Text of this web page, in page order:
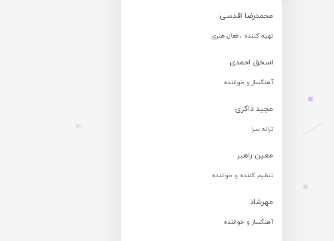
محمدرضا اقدسی
تهیه کننده ، فعال هنری
اسحق احمدی
آهنگساز و خواننده
مجید ذاکری
ترانه سرا
معین راهبر
تنظیم کننده و خواننده
مهرشاد
آهنگساز و خواننده